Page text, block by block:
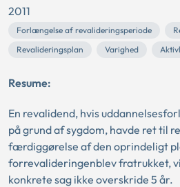
2011
Forlængelse af revalideringsperiode
Revalideringsplan
Varighed
Resume:
En revalidend, hvis
på grund af sygdom, havde ret til
færdiggørelse af den oprindeligt
forrevalideringenblev fratrukket,
konkrete sag ikke overskride 5 år.